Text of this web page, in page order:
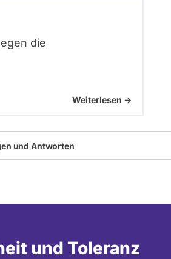
die
Weiterlesen ->
und Antworten
und Toleranz